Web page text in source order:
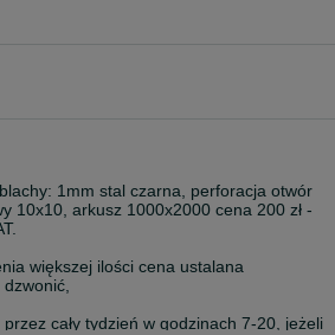
1mm stal czarna, perforacja otwór
10x10, arkusz 1000x2000 cena 200 zł -
większej ilości cena ustalana
cały tydzień w godzinach 7-20, jeżeli